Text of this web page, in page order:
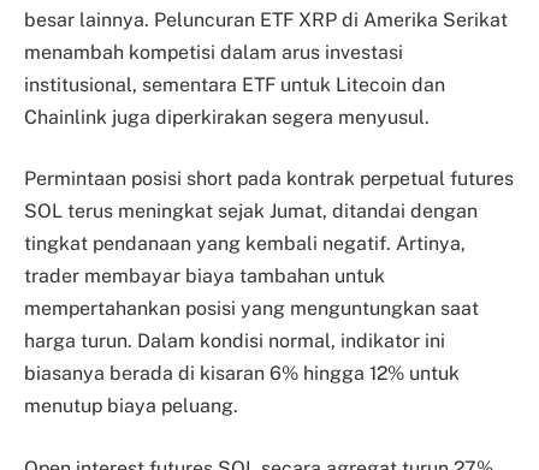
besar lainnya. Peluncuran ETF XRP di Amerika Serikat
menambah kompetisi dalam arus investasi
institusional, sementara ETF untuk Litecoin dan
Chainlink juga diperkirakan segera menyusul.
Permintaan posisi short pada kontrak perpetual futures
SOL terus meningkat sejak Jumat, ditandai dengan
tingkat pendanaan yang kembali negatif. Artinya,
trader membayar biaya tambahan untuk
mempertahankan posisi yang menguntungkan saat
harga turun. Dalam kondisi normal, indikator ini
biasanya berada di kisaran 6% hingga 12% untuk
menutup biaya peluang.